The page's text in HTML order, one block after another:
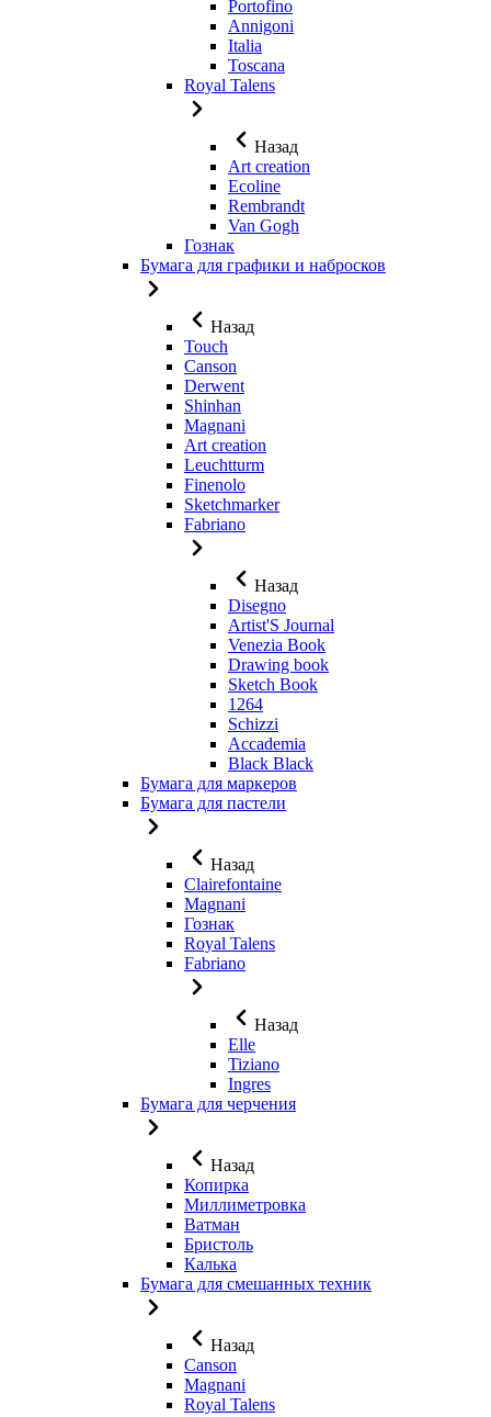
Portofino
Annigoni
Italia
Toscana
Royal Talens
Назад
Art creation
Ecoline
Rembrandt
Van Gogh
Гознак
Бумага для графики и набросков
Назад
Touch
Canson
Derwent
Shinhan
Magnani
Art creation
Leuchtturm
Finenolo
Sketchmarker
Fabriano
Назад
Disegno
Artist'S Journal
Venezia Book
Drawing book
Sketch Book
1264
Schizzi
Accademia
Black Black
Бумага для маркеров
Бумага для пастели
Назад
Clairefontaine
Magnani
Гознак
Royal Talens
Fabriano
Назад
Elle
Tiziano
Ingres
Бумага для черчения
Назад
Копирка
Миллиметровка
Ватман
Бристоль
Калька
Бумага для смешанных техник
Назад
Canson
Magnani
Royal Talens